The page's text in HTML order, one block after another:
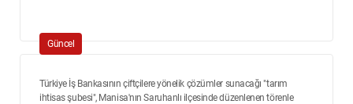
Güncel
Türkiye İş Bankasının çiftçilere yönelik çözümler sunacağı "tarım
ihtisas şubesi", Manisa'nın Saruhanlı ilçesinde düzenlenen törenle